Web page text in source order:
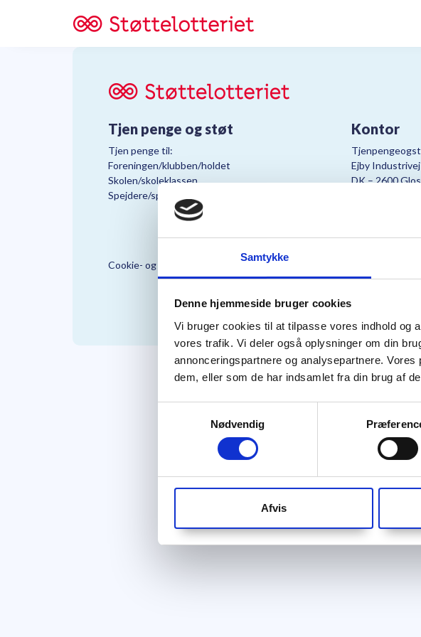
Samtykke
Denne hjemmeside bruger cookies
Vi bruger cookies til at tilpasse vores indhold og
vores trafik. Vi deler også oplysninger om din
annonceringspartnere og analysepartnere.
dem, eller som de har indsamlet fra din brug af
Nødvendig
Afvis
Tjen penge og støt
Tjen penge til:
Foreningen/klubben/holdet
Skolen/skoleklassen
Spejdere/spejdergruppen/FDF’ere, m.fl.
Kontor
Ejby Industrivej
DK – 2600
Cookie- og Persondatapolitik